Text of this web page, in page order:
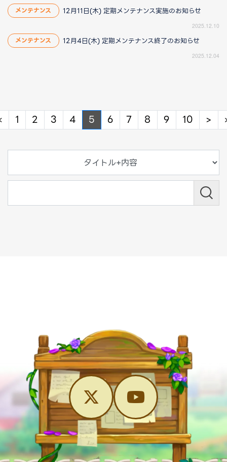
メンテナンス 12月11日(木) 定期メンテナンス実施のお知らせ
2025.12.10
メンテナンス 12月4日(木) 定期メンテナンス終了のお知らせ
2025.12.04
Previous
1 2 3 4 5 6 7 8 9 10 >